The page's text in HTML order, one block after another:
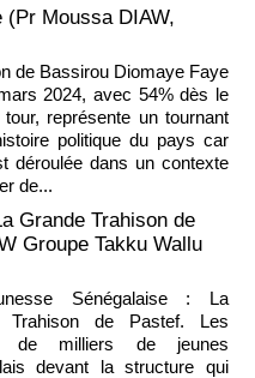
(Pr Moussa DIAW,
de Bassirou Diomaye Faye
2024, avec 54% dès le
tour, représente un tournant
politique du pays car
déroulée dans un contexte
de...
Grande Trahison de
Groupe Takku Wallu
Sénégalaise : La
Trahison de Pastef. Les
de milliers de jeunes
devant la structure qui